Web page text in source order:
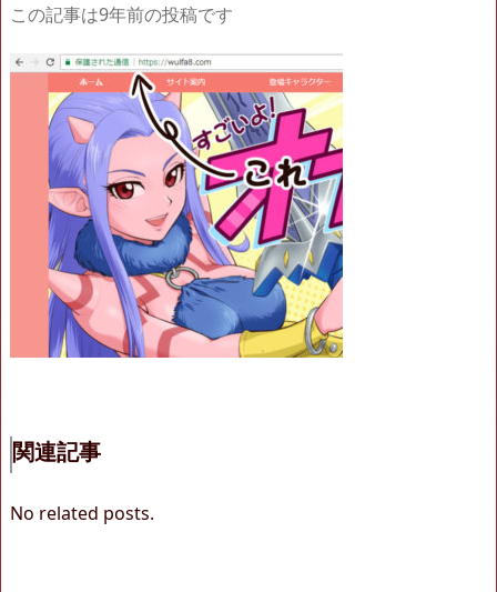
この記事は9年前の投稿です
関連記事
No related posts.